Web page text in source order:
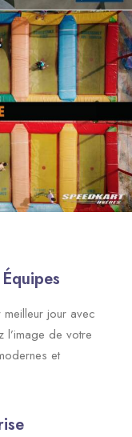
jour avec
l’image de votre
et